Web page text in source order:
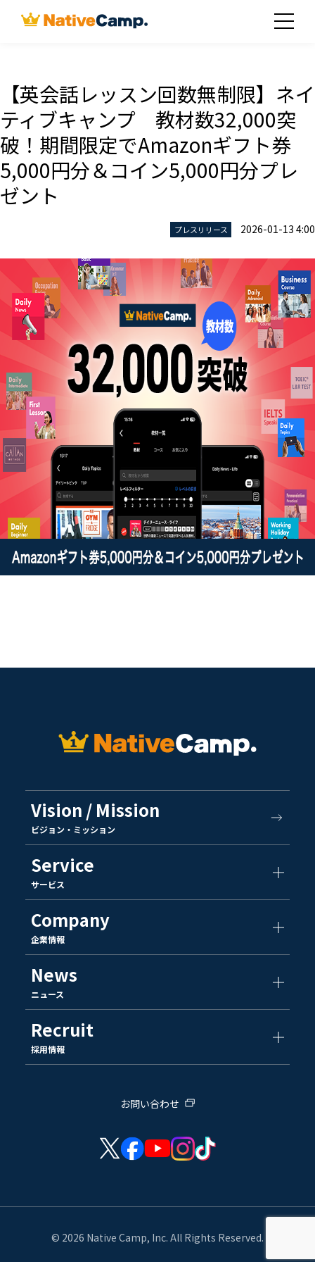
【英会話レッスン回数無制限】ネイ
ティブキャンプ 教材数32,000突
破！期間限定でAmazonギフト券
5,000円分＆コイン5,000円分プレ
ゼント
プレスリリース 2026-01-13 4:00
Vision / Mission
ビジョン・ミッション
Service
サービス
Company
企業情報
News
ニュース
Recruit
採用情報
お問い合わせ
© 2026 Native Camp, Inc. All Rights Reserved.